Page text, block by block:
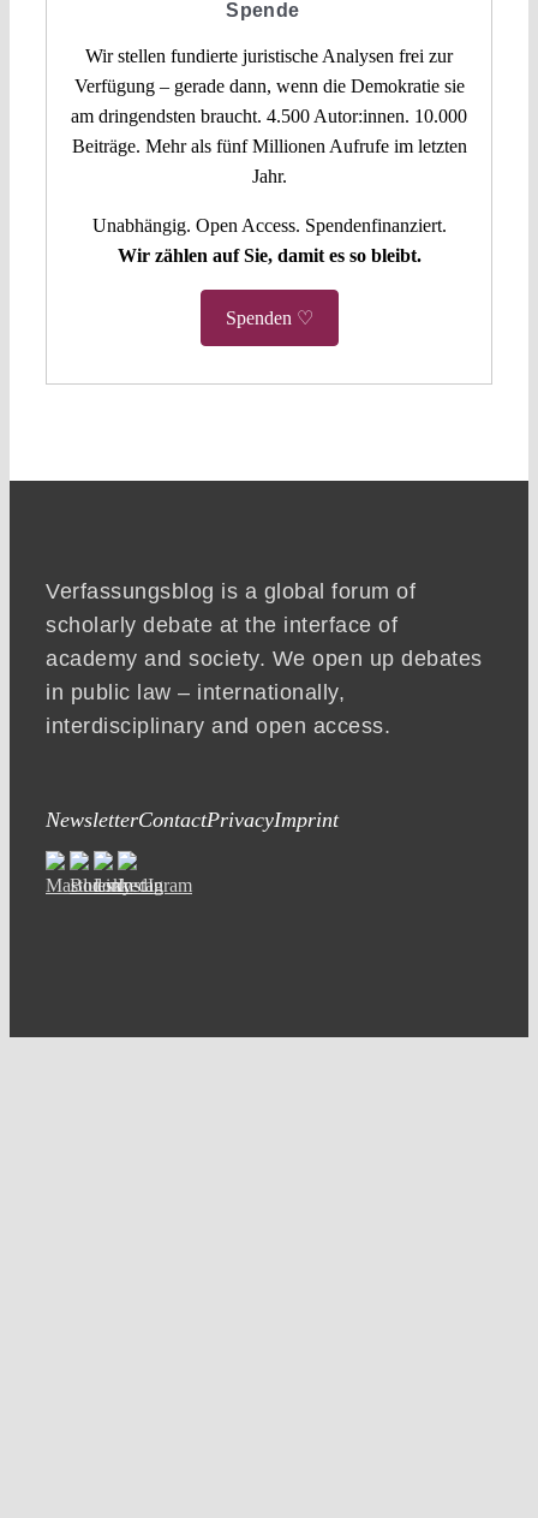
Spende
Wir stellen fundierte juristische Analysen frei zur
Verfügung – gerade dann, wenn die Demokratie sie
am dringendsten braucht. 4.500 Autor:innen. 10.000
Beiträge. Mehr als fünf Millionen Aufrufe im letzten
Jahr.
Unabhängig. Open Access. Spendenfinanziert.
Wir zählen auf Sie, damit es so bleibt.
Spenden ♡
Verfassungsblog is a global forum of
scholarly debate at the interface of
academy and society. We open up debates
in public law – internationally,
interdisciplinary and open access.
NewsletterContactPrivacyImprint